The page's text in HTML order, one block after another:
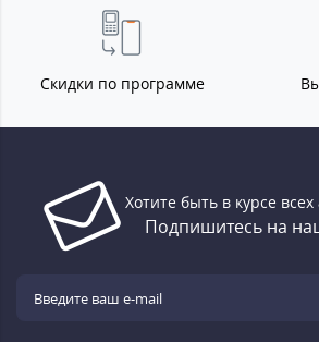
Скидки по программе
Хотите быть в курсе
Подпишитесь на